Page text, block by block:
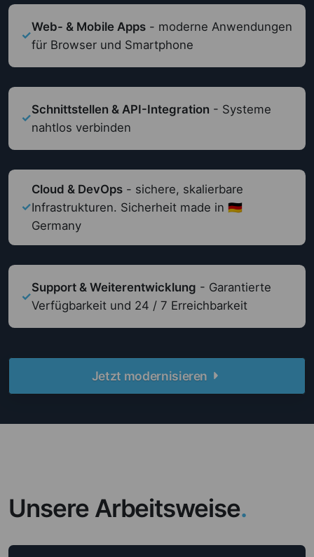
✓
Web- & Mobile Apps- moderne Anwendungen
für Browser und Smartphone
✓
Schnittstellen & API-Integration - Systeme
nahtlos verbinden
✓
Cloud & DevOps- sichere, skalierbare
Infrastrukturen. Sicherheit made in 🇩🇪
Germany
✓
Support & Weiterentwicklung - Garantierte
Verfügbarkeit und 24 / 7 Erreichbarkeit
Jetzt modernisieren
Unsere Arbeitsweise.